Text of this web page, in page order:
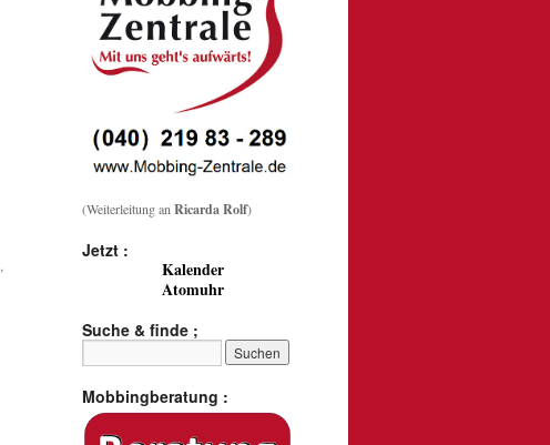
,
(Weiterleitung an Ricarda Rolf)
Jetzt :
Kalender
Atomuhr
Suche & finde ;
Mobbingberatung :